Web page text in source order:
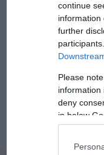
continue
information
further
Please
information
deny
in below